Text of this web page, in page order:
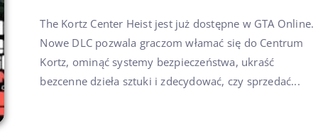
The Kortz Center Heist jest już dostępne w GTA Online.
Nowe DLC pozwala graczom włamać się do Centrum
Kortz, ominąć systemy bezpieczeństwa, ukraść
bezcenne dzieła sztuki i zdecydować, czy sprzedać...